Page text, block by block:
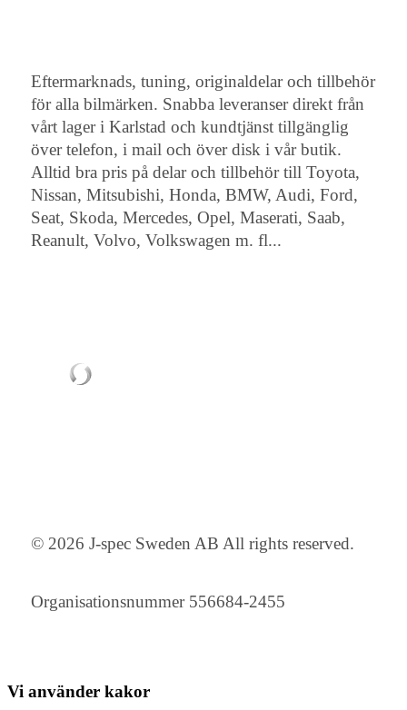
Eftermarknads, tuning, originaldelar och tillbehör
för alla bilmärken. Snabba leveranser direkt från
vårt lager i Karlstad och kundtjänst tillgänglig
över telefon, i mail och över disk i vår butik.
Alltid bra pris på delar och tillbehör till Toyota,
Nissan, Mitsubishi, Honda, BMW, Audi, Ford,
Seat, Skoda, Mercedes, Opel, Maserati, Saab,
Reanult, Volvo, Volkswagen m. fl...
© 2026 J-spec Sweden AB All rights reserved.
Organisationsnummer 556684-2455
Vi använder kakor